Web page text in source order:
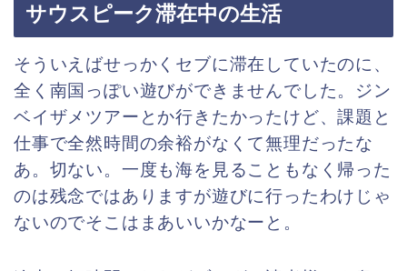
サウスピーク滞在中の生活
そういえばせっかくセブに滞在していたのに、
全く南国っぽい遊びができませんでした。ジン
ベイザメツアーとか行きたかったけど、課題と
仕事で全然時間の余裕がなくて無理だったな
あ。切ない。一度も海を見ることもなく帰った
のは残念ではありますが遊びに行ったわけじゃ
ないのでそこはまあいいかなーと。